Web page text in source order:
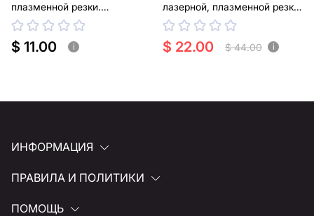
плазменной резки.
Туристическая дровяная
турбо печь
$ 11.00 i
лазерной, плазменной резки.
Туристические дровяные
турбо печи
$ 22.00 $ 44.00 i
ИНФОРМАЦИЯ
ПРАВИЛА И ПОЛИТИКИ
ПОМОЩЬ